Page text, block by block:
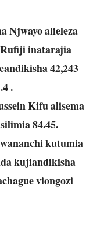
Njwayo alieleza
inatarajia
42,243
.
Kifu alisema
84.45.
kutumia
kujiandikisha
viongozi